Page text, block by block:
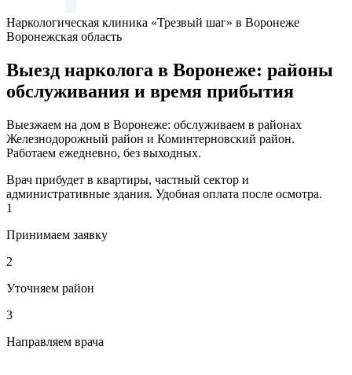
Наркологическая клиника «Трезвый шаг» в Воронеже
Воронежская область
Выезд нарколога в Воронеже: районы
обслуживания и время прибытия
Выезжаем на дом в Воронеже: обслуживаем в районах
Железнодорожный район и Коминтерновский район.
Работаем ежедневно, без выходных.
Врач прибудет в квартиры, частный сектор и
административные здания. Удобная оплата после осмотра.
1
Принимаем заявку
2
Уточняем район
3
Направляем врача